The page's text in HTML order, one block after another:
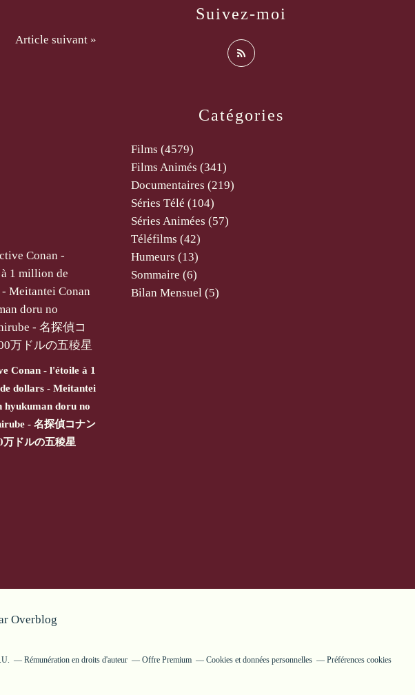
Article suivant »
Conan - l'étoile à 1
dollars - Meitantei
hyukuman doru no
- 名探偵コナン
万ドルの五稜星
Catégories
Films (4579)
Films Animés (341)
Documentaires (219)
Séries Télé (104)
Séries Animées (57)
Téléfilms (42)
Humeurs (13)
Sommaire (6)
Bilan Mensuel (5)
Suivez-moi
Overblog
Rémunération en droits d'auteur Offre Premium Cookies et données personnelles Préférences cookies